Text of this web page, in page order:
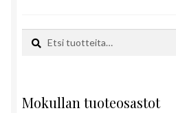
Etsi:
Haku
Mokullan tuoteosastot